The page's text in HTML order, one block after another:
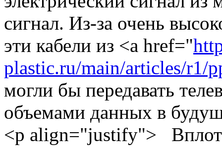
сигнал. Из-за очень
эти кабели из <a href="
plastic.ru/main/articles/r1/
могли бы передавать
объемами данных в
<p align="justify">